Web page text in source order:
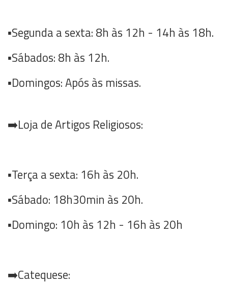
▪️Segunda a sexta: 8h às 12h - 14h às 18h.
▪️Sábados: 8h às 12h.
▪️Domingos: Após às missas.
➡️Loja de Artigos Religiosos:
▪️Terça a sexta: 16h às 20h.
▪️Sábado: 18h30min às 20h.
▪️Domingo: 10h às 12h - 16h às 20h
➡️Catequese: